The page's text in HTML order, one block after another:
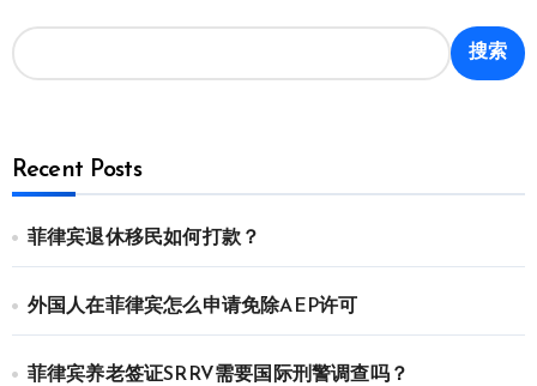
搜索
Recent Posts
菲律宾退休移民如何打款？
外国人在菲律宾怎么申请免除AEP许可
菲律宾养老签证SRRV需要国际刑警调查吗？